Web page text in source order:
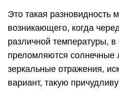
Это такая разновидность
возникающего, когда
различной температуры, в
преломляются солнечные
зеркальные отражения,
вариант, такую